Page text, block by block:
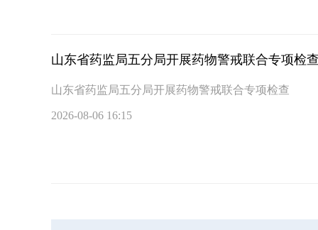
山东省药监局五分局开展药物警戒联合专项检
山东省药监局五分局开展药物警戒联合专项检查
2026-08-06 16:15